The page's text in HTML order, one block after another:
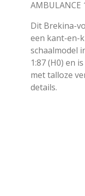
AMBULANCE
Dit Brekina-
een kant-en-
schaalmodel
1:87 (H0) en
met talloze
details.